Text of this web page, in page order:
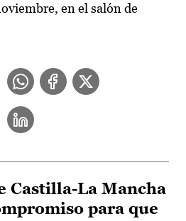
en el salón de
Castilla-La Mancha
para que